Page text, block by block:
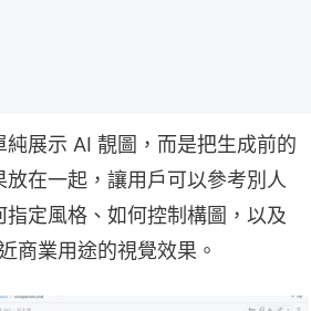
展示 AI 靚圖，而是把生成前的
在一起，讓用戶可以參考別人
定風格、如何控制構圖，以及
商業用途的視覺效果。